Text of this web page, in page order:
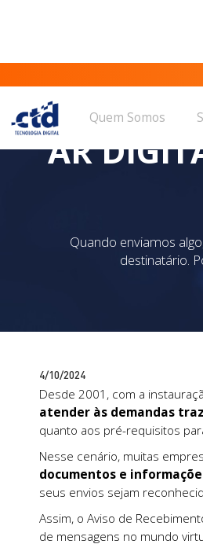
Quem Somos
AR
Quando enviamos
destinatário.
4/10/2024
Desde 2001, com a
atender às demandas
quanto aos pré-requisitos
Nesse cenário, muitas
documentos e
seus envios sejam
Assim, o Aviso de
de mensagens no mundo